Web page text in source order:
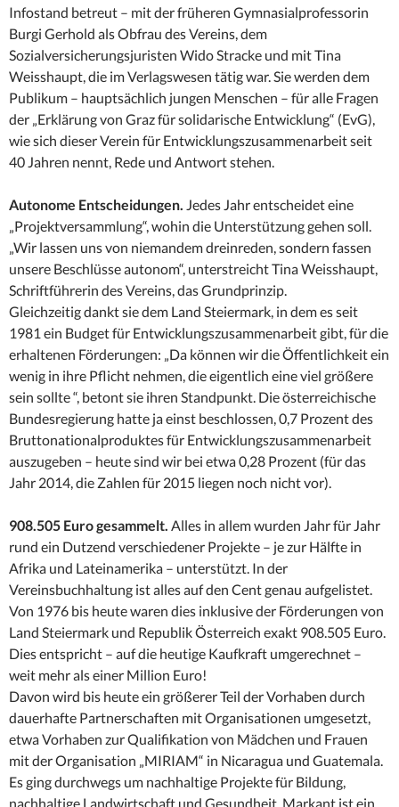
Infostand betreut – mit der früheren Gymnasialprofessorin
Burgi Gerhold als Obfrau des Vereins, dem
Sozialversicherungsjuristen Wido Stracke und mit Tina
Weisshaupt, die im Verlagswesen tätig war. Sie werden dem
Publikum – hauptsächlich jungen Menschen – für alle Fragen
der „Erklärung von Graz für solidarische Entwicklung“ (EvG),
wie sich dieser Verein für Entwicklungszusammen­arbeit seit
40 Jahren nennt, Rede und Antwort stehen.
Autonome Entscheidungen. Jedes Jahr entscheidet eine
„Projektversammlung“, wohin die Unterstützung gehen soll.
„Wir lassen uns von niemandem dreinreden, sondern fassen
unsere Beschlüsse autonom“, unterstreicht Tina Weisshaupt,
Schriftführerin des Vereins, das Grundprinzip.
Gleichzeitig dankt sie dem Land Steiermark, in dem es seit
1981 ein Budget für Entwicklungszusammenarbeit gibt, für die
erhaltenen Förderungen: „Da können wir die Öffentlichkeit ein
wenig in ihre Pflicht nehmen, die eigentlich eine viel größere
sein sollte “, betont sie ihren Standpunkt. Die österreichische
Bundesregierung hatte ja einst beschlossen, 0,7 Prozent des
Bruttonationalproduktes für Entwicklungszusammenarbeit
auszugeben – heute sind wir bei etwa 0,28 Prozent (für das
Jahr 2014, die Zahlen für 2015 liegen noch nicht vor).
908.505 Euro gesammelt. Alles in allem wurden Jahr für Jahr
rund ein Dutzend verschiedener Projekte – je zur Hälfte in
Afrika und Lateinamerika – unterstützt. In der
Vereinsbuchhaltung ist alles auf den Cent genau aufgelistet.
Von 1976 bis heute waren dies inklusive der Förderungen von
Land Steiermark und Republik Österreich exakt 908.505 Euro.
Dies entspricht – auf die heutige Kaufkraft umgerechnet –
weit mehr als einer Million Euro!
Davon wird bis heute ein größerer Teil der Vorhaben durch
dauerhafte Partnerschaften mit Organisationen umgesetzt,
etwa Vorhaben zur Qualifikation von Mädchen und Frauen
mit der Organisation „MIRIAM“ in Nicaragua und Guatemala.
Es ging durchwegs um nachhaltige Projekte für Bildung,
nachhaltige Landwirtschaft und Gesundheit. Markant ist ein